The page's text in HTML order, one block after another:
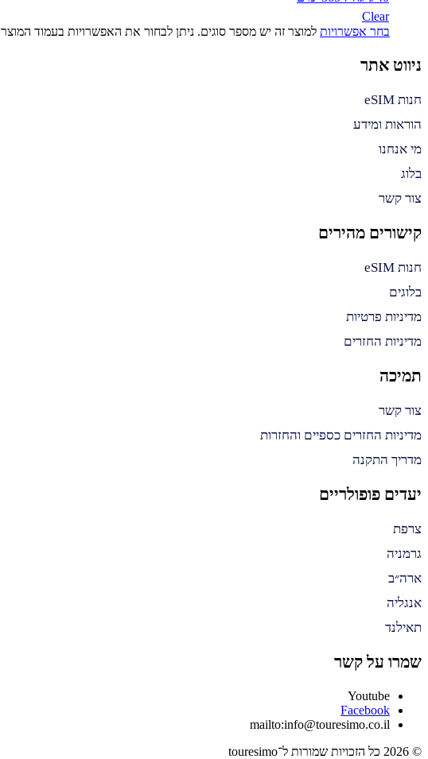
Clear
בחר אפשרויות למוצר זה יש מספר סוגים. ניתן לבחור את האפשרויות בעמוד המוצר
ניווט אתר
חנות eSIM
הוראות ומידע
מי אנחנו
בלוג
צור קשר
קישורים מהירים
חנות eSIM
בלוגים
מדיניות פרטיות
מדיניות החזרים
תמיכה
צור קשר
מדיניות החזרים כספיים והחזרות
מדריך התקנה
יעדים פופולריים
צרפת
גרמניה
ארה״ב
אנגליה
תאילנד
שמרו על קשר
Youtube
Facebook
mailto:info@touresimo.co.il
© 2026 כל הזכויות שמורות ל־touresimo